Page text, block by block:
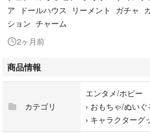
ア ドールハウス リーメント ガチャ
ション チャーム
2ヶ月前
商品情報
カテゴリ
エンタメ/ホビー
› おもちゃ/ぬいぐ
› キャラクターグ